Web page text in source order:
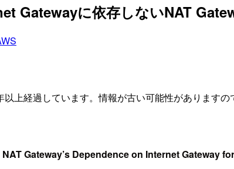
Gatewayに依存しないNAT
上経過しています。情報が古い可能性がありますの
Gateway’s Dependence on Internet Gateway